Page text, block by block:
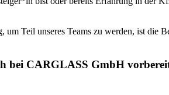
um Teil unseres Teams zu werden, ist die
bei CARGLASS GmbH